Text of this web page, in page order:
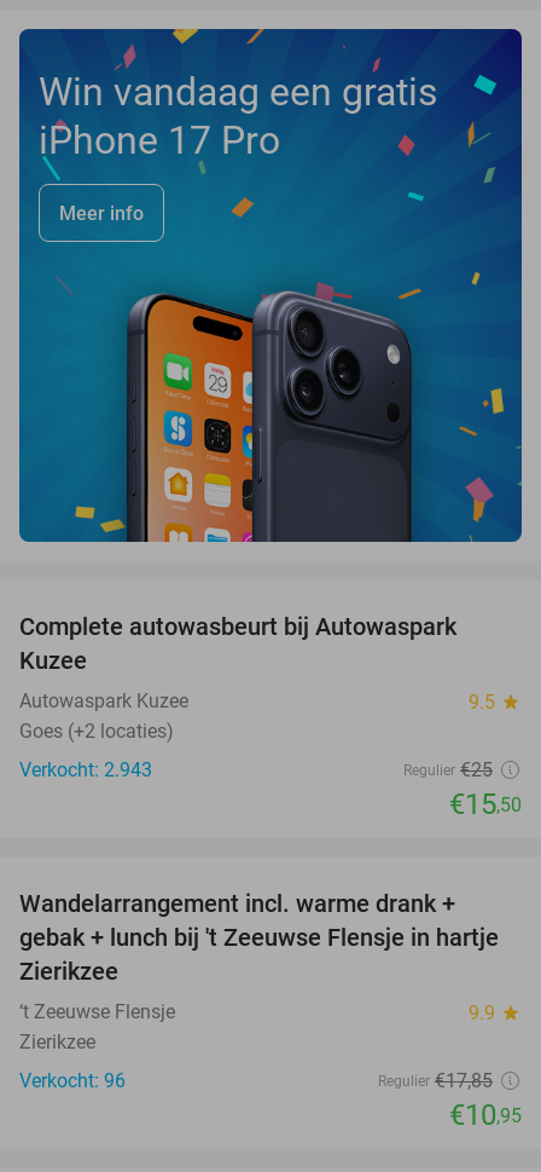
Win vandaag een gratis
iPhone 17 Pro
Meer info
Complete autowasbeurt bij Autowaspark
Kuzee
Autowaspark Kuzee 9.5 star
Goes (+2 locaties)
Verkocht: 2.943
Regulier €25
€15,50
Wandelarrangement incl. warme drank +
gebak + lunch bij 't Zeeuwse Flensje in hartje
Zierikzee
‘t Zeeuwse Flensje 9.9 star
Zierikzee
Verkocht: 96
Regulier €17,85
€10,95